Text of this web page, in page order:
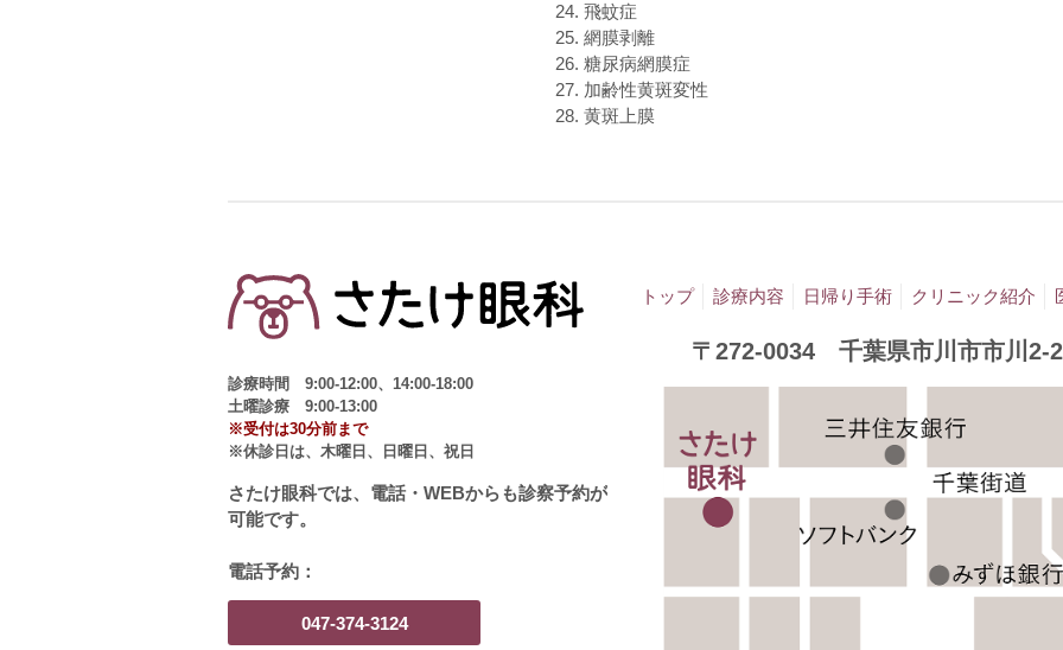
飛蚊症
網膜剥離
糖尿病網膜症
加齢性黄斑変性
黄斑上膜
診療時間 9:00-12:00、14:00-18:00
土曜診療 9:00-13:00
※受付は30分前まで
※休診日は、木曜日、日曜日、祝日
さたけ眼科では、電話・WEBからも診察予約が
可能です。
電話予約：
047-374-3124
トップ 診療内容 日帰り手術 クリニック紹介
〒272-0034 千葉県市川市市川2-